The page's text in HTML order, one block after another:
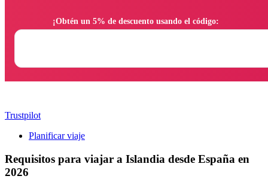
Trustpilot
Planificar viaje
Requisitos para viajar a Islandia desde España en
2026